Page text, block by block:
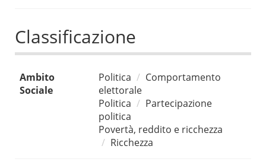
Classificazione
Ambito
Sociale
Politica
Comportamento
elettorale
Politica
Partecipazione
politica
Povertà, reddito e ricchezza
Ricchezza